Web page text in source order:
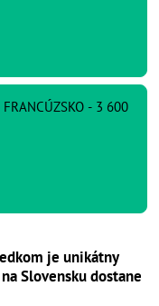
FRANCÚZSKO - 3 600
je unikátny
Slovensku dostane